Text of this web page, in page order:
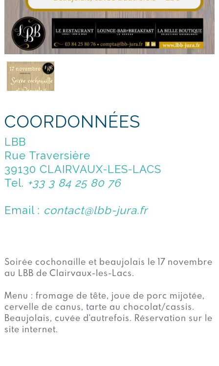
COORDONNÉES
LBB
Rue Traversière
39130 CLAIRVAUX-LES-LACS
Tel. +33 3 84 25 80 76
Email : contact@lbb-jura.fr
Soirée cochonaille et beaujolais le 17 novembre
au LBB de Clairvaux-les-Lacs.
Menu : fromage de tête, joue de porc mijotée,
cervelle de canus, tarte au chocolat/cassis.
Beaujolais, cuvée d'autrefois. Réservation sur le
site internet.